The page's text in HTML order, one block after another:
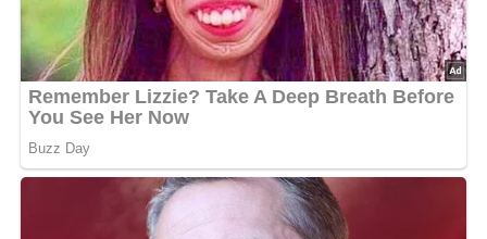
50 g Butter
Reibekäse
Lob, Kritik, Fragen oder Anregungen zum Rezept?
Ende dieser Seite & auch eine Bewertung!